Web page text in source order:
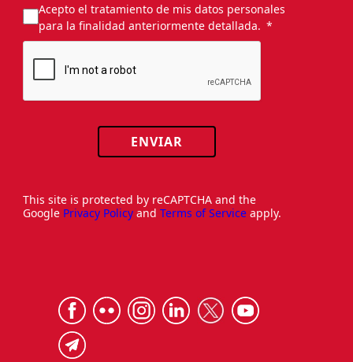
Acepto el tratamiento de mis datos personales
para la finalidad anteriormente detallada.
ENVIAR
This site is protected by reCAPTCHA and the
Google Privacy Policy and Terms of Service apply.